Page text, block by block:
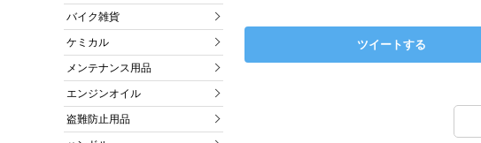
バイク雑貨
ケミカル
メンテナンス用品
エンジンオイル
盗難防止用品
ツイートする